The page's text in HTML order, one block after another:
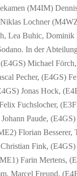
(M4IM)
Lochner
Lea Buhic, Dominik
In der
(E4GS) Michael
Pecher, (E4GS)
Jonas Hock,
Fuchslocher,
Paude,
Florian Besserer,
Fink,
Farin Mertens,
Marcel Freund,